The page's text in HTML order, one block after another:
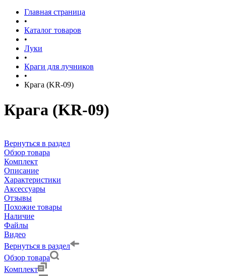
Главная страница
•
Каталог товаров
•
Луки
•
Краги для лучников
•
Крага (KR-09)
Крага (KR-09)
Вернуться в раздел
Обзор товара
Комплект
Описание
Характеристики
Аксессуары
Отзывы
Похожие товары
Наличие
Файлы
Видео
Вернуться в раздел
Обзор товара
Комплект